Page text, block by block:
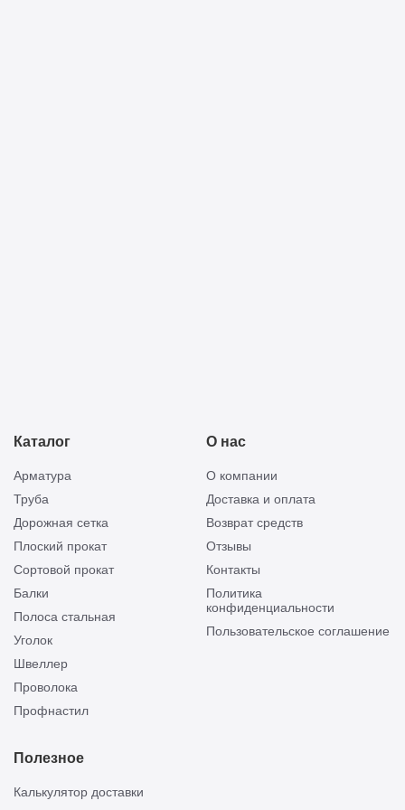
Каталог
Арматура
Труба
Дорожная сетка
Плоский прокат
Сортовой прокат
Балки
Полоса стальная
Уголок
Швеллер
Проволока
Профнастил
О нас
О компании
Доставка и оплата
Возврат средств
Отзывы
Контакты
Политика
конфиденциальности
Пользовательское соглашение
Полезное
Калькулятор доставки